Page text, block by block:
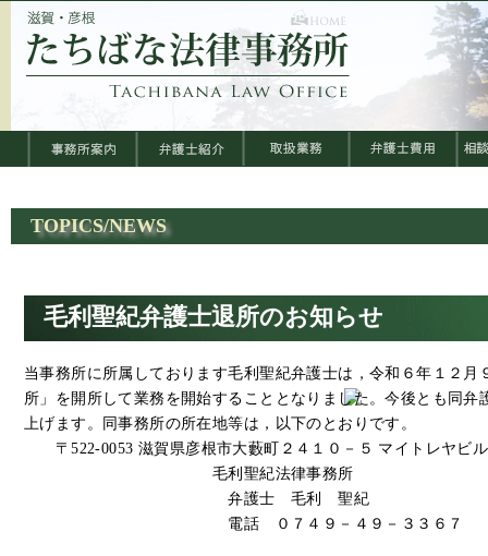
TOPICS/NEWS
毛利聖紀弁護士退所のお知らせ
当事務所に所属しております毛利聖紀弁護士は，令和６年１２
所」を開所して業務を開始することとなりました。今後とも同
上げます。同事務所の所在地等は，以下のとおりです。
〒522-0053 滋賀県彦根市大藪町２４１０－５ マイトレヤビ
毛利聖紀法律事務所
弁護士 毛利 聖紀
電話 ０７４９－４９－３３６７